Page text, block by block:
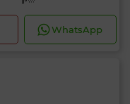
WhatsApp